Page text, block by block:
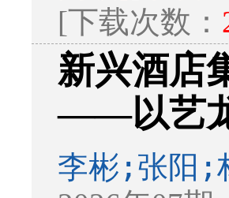
[下载次数：
新兴酒店
——以艺
李彬;张阳;